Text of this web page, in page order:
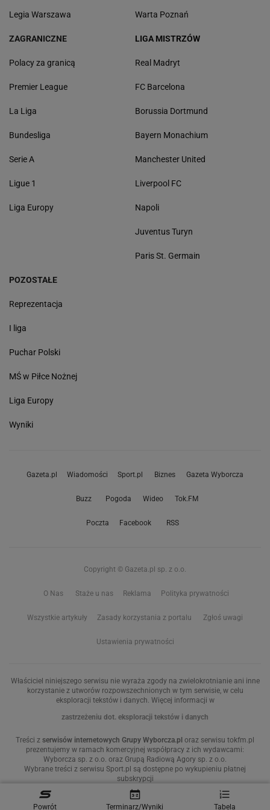
Powrót Terminarz/Wyniki Tabela
Legia Warszawa Warta Poznań
ZAGRANICZNE
Polacy za granicą
Premier League
La Liga
Bundesliga
Serie A
Ligue 1
Liga Europy
LIGA MISTRZÓW
Real Madryt
FC Barcelona
Borussia Dortmund
Bayern Monachium
Manchester United
Liverpool FC
Napoli
Juventus Turyn
Paris St. Germain
POZOSTAŁE
Reprezentacja
I liga
Puchar Polski
MŚ w Piłce Nożnej
Liga Europy
Wyniki
Gazeta.pl Wiadomości Sport.pl Biznes Gazeta Wyborcza
Buzz Pogoda Wideo Tok.FM
Poczta Facebook RSS
Copyright © Gazeta.pl sp. z o.o.
O Nas Staże u nas Reklama Polityka prywatności
Wszystkie artykuły Zasady korzystania z portalu Zgłoś uwagi
Ustawienia prywatności
Właściciel niniejszego serwisu nie wyraża zgody na zwielokrotnianie ani inne
korzystanie z utworów rozpowszechnionych w tym serwisie, w celu
eksploracji tekstów i danych. Więcej informacji w
zastrzeżeniu dot. eksploracji tekstów i danych
Treści z serwisów internetowych Grupy Wyborcza.pl oraz serwisu tokfm.pl
prezentujemy w ramach komercyjnej współpracy z ich wydawcami:
Wyborcza sp. z o.o. oraz Grupą Radiową Agory sp. z o.o.
Wybrane treści z serwisu Sport.pl są dostępne po wykupieniu płatnej
subskrypcji